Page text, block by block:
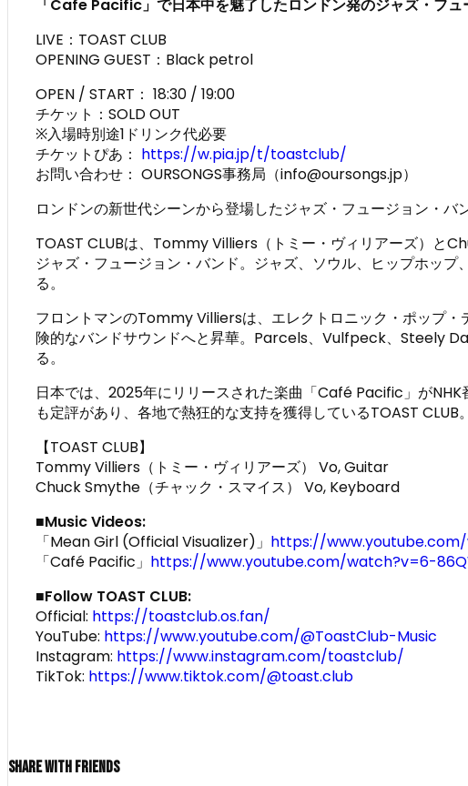
「Cafe Pacific」で日本中を魅了したロンドン発のジャズ・フ
LIVE：TOAST CLUB
OPENING GUEST：Black petrol
OPEN / START： 18:30 / 19:00
チケット：SOLD OUT
※入場時別途1ドリンク代必要
チケットぴあ： https://w.pia.jp/t/toastclub/
お問い合わせ： OURSONGS事務局（info@oursongs.jp）
ロンドンの新世代シーンから登場したジャズ・フュージョン・バ
TOAST CLUBは、Tommy Villiers（トミー・ヴィリアーズ）と
ジャズ・フュージョン・バンド。ジャズ、ソウル、ヒップホッ
る。
フロントマンのTommy Villiersは、エレクトロニック・ポップ
険的なバンドサウンドへと昇華。Parcels、Vulfpeck、Steely
る。
日本では、2025年にリリースされた楽曲「Café Pacific」が
も定評があり、各地で熱狂的な支持を獲得しているTOAST
【TOAST CLUB】
Tommy Villiers（トミー・ヴィリアーズ） Vo, Guitar
Chuck Smythe（チャック・スマイス） Vo, Keyboard
■Music Videos:
「Mean Girl (Official Visualizer)」 https://
「Café Pacific」 https://www.youtube.com/watch?v=6-
■Follow TOAST CLUB:
Official: https://toastclub.os.fan/
YouTube: https://www.youtube.com/@ToastClub-Music
Instagram: https://www.instagram.com/toastclub/
TikTok: https://www.tiktok.com/@toast.club
Share With Friends